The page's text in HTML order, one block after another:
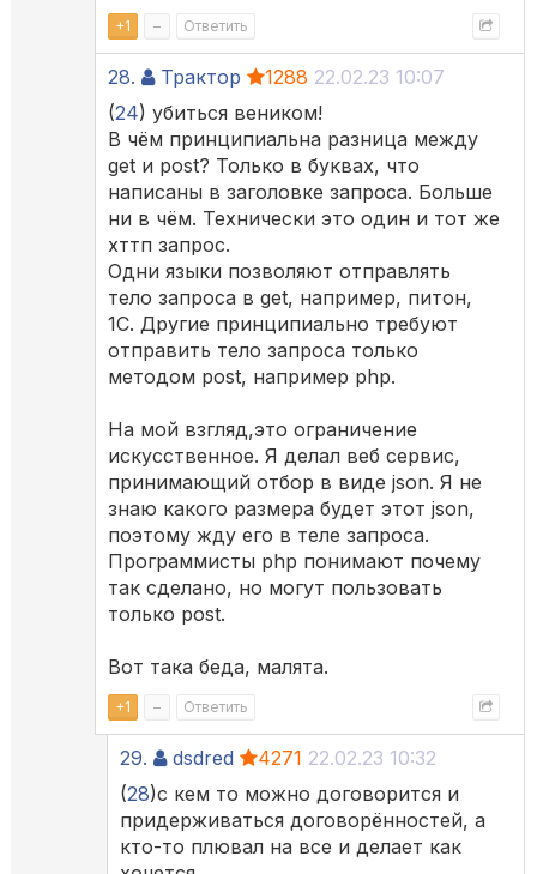
+1 – Ответить
28. Трактор 1288 22.02.23 10:07
(24) убиться веником!
В чём принципиальна разница между
get и post? Только в буквах, что
написаны в заголовке запроса. Больше
ни в чём. Технически это один и тот же
хттп запрос.
Одни языки позволяют отправлять
тело запроса в get, например, питон,
1С. Другие принципиально требуют
отправить тело запроса только
методом post, например php.
На мой взгляд,это ограничение
искусственное. Я делал веб сервис,
принимающий отбор в виде json. Я не
знаю какого размера будет этот json,
поэтому жду его в теле запроса.
Программисты php понимают почему
так сделано, но могут пользовать
только post.
Вот така беда, малята.
+1 – Ответить
29. dsdred 4271 22.02.23 10:32
(28)с кем то можно договорится и
придерживаться договорённостей, а
кто-то плювал на все и делает как